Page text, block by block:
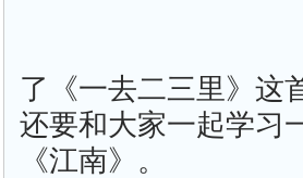
了《一去二三里》这
还要和大家一起学习
《江南》。